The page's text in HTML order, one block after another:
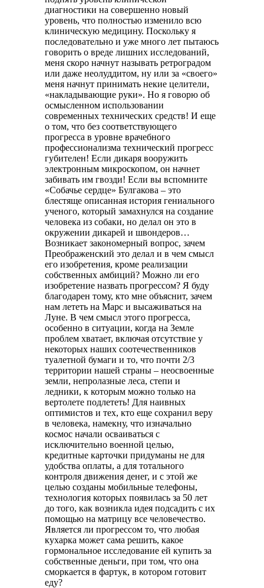
диагностики на совершенно новый
уровень, что полностью изменило всю
клиническую медицину. Поскольку я
последовательно и уже много лет пытаюсь
говорить о вреде лишних исследований,
меня скоро начнут называть ретроградом
или даже неолуддитом, ну или за «своего»
меня начнут принимать некие целители,
«накладывающие руки». Но я говорю об
осмысленном использовании
современных технических средств! И еще
о том, что без соответствующего
прогресса в уровне врачебного
профессионализма технический прогресс
губителен! Если дикаря вооружить
электронным микроскопом, он начнет
забивать им гвозди! Если вы вспомните
«Собачье сердце» Булгакова – это
блестяще описанная история гениального
ученого, который замахнулся на создание
человека из собаки, но делал он это в
окружении дикарей и швондеров…
Возникает закономерный вопрос, зачем
Преображенский это делал и в чем смысл
его изобретения, кроме реализации
собственных амбиций? Можно ли его
изобретение назвать прогрессом? Я буду
благодарен тому, кто мне объяснит, зачем
нам лететь на Марс и высаживаться на
Луне. В чем смысл этого прогресса,
особенно в ситуации, когда на Земле
проблем хватает, включая отсутствие у
некоторых наших соотечественников
туалетной бумаги и то, что почти 2/3
территории нашей страны – неосвоенные
земли, непролазные леса, степи и
ледники, к которым можно только на
вертолете подлететь! Для наивных
оптимистов и тех, кто еще сохранил веру
в человека, намекну, что изначально
космос начали осваиваться с
исключительно военной целью,
кредитные карточки придуманы не для
удобства оплаты, а для тотального
контроля движения денег, и с этой же
целью созданы мобильные телефоны,
технология которых появилась за 50 лет
до того, как возникла идея подсадить с их
помощью на матрицу все человечество.
Является ли прогрессом то, что любая
кухарка может сама решить, какое
гормональное исследование ей купить за
собственные деньги, при том, что она
сморкается в фартук, в котором готовит
еду?